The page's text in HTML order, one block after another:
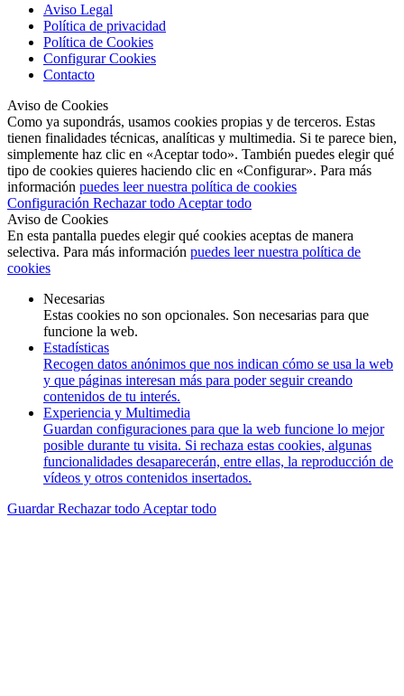
Aviso Legal
Política de privacidad
Política de Cookies
Configurar Cookies
Contacto
Aviso de Cookies
Como ya supondrás, usamos cookies propias y de terceros. Estas
tienen finalidades técnicas, analíticas y multimedia. Si te parece bien,
simplemente haz clic en «Aceptar todo». También puedes elegir qué
tipo de cookies quieres haciendo clic en «Configurar». Para más
información puedes leer nuestra política de cookies
Configuración Rechazar todo Aceptar todo
Aviso de Cookies
En esta pantalla puedes elegir qué cookies aceptas de manera
selectiva. Para más información puedes leer nuestra política de
cookies
Necesarias
Estas cookies no son opcionales. Son necesarias para que
funcione la web.
Estadísticas
Recogen datos anónimos que nos indican cómo se usa la web
y que páginas interesan más para poder seguir creando
contenidos de tu interés.
Experiencia y Multimedia
Guardan configuraciones para que la web funcione lo mejor
posible durante tu visita. Si rechaza estas cookies, algunas
funcionalidades desaparecerán, entre ellas, la reproducción de
vídeos y otros contenidos insertados.
GuardarRechazar todo Aceptar todo